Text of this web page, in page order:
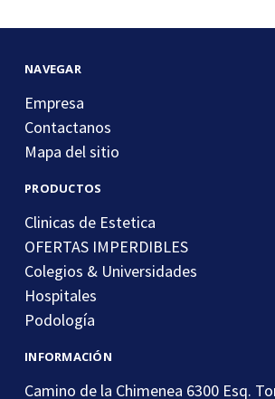
electrónico
NAVEGAR
Empresa
Contactanos
Mapa del sitio
PRODUCTOS
Clinicas de Estetica
OFERTAS IMPERDIBLES
Colegios & Universidades
Hospitales
Podología
INFORMACIÓN
Camino de la Chimenea 6300 Esq.